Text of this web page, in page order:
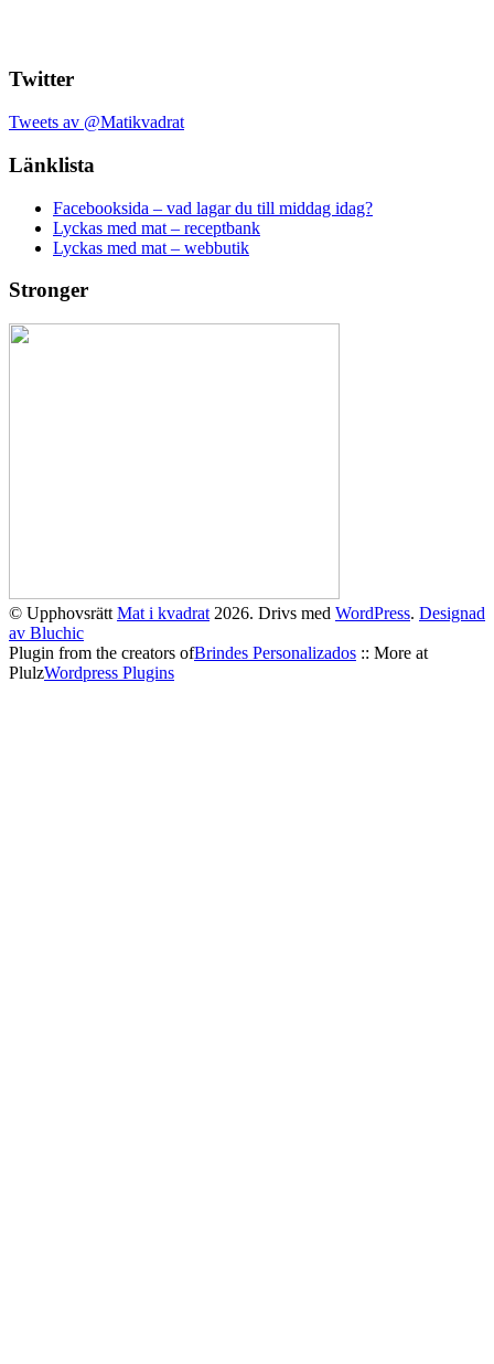
Twitter
Tweets av @Matikvadrat
Länklista
Facebooksida – vad lagar du till middag idag?
Lyckas med mat – receptbank
Lyckas med mat – webbutik
Stronger
© Upphovsrätt Mat i kvadrat 2026. Drivs med WordPress. Designad
av Bluchic
Plugin from the creators ofBrindes Personalizados :: More at
PlulzWordpress Plugins